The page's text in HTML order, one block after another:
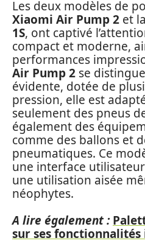
Les deux modèles de
Xiaomi Air Pump 2 et la
1S, ont captivé
compact et moderne,
performances
Air Pump 2 se
évidente, dotée de
pression, elle est
seulement des pneus
également des
comme des ballons et
pneumatiques. Ce
une interface
une utilisation aisée
néophytes.
A lire également :
sur ses fonctionnalités